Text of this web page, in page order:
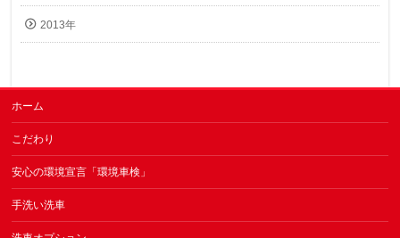
2013年
ホーム
こだわり
安心の環境宣言「環境車検」
手洗い洗車